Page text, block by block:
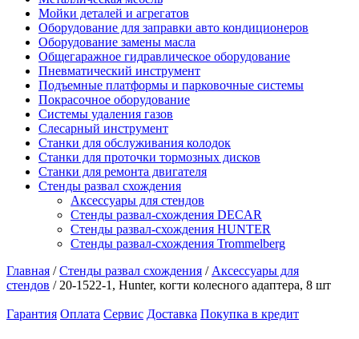
Мойки деталей и агрегатов
Оборудование для заправки авто кондиционеров
Оборудование замены масла
Общегаражное гидравлическое оборудование
Пневматический инструмент
Подъемные платформы и парковочные системы
Покрасочное оборудование
Системы удаления газов
Слесарный инструмент
Станки для обслуживания колодок
Станки для проточки тормозных дисков
Станки для ремонта двигателя
Стенды развал схождения
Аксессуары для стендов
Стенды развал-схождения DECAR
Стенды развал-схождения HUNTER
Стенды развал-схождения Trommelberg
Главная /Стенды развал схождения / Аксессуары для
стендов / 20-1522-1, Hunter, когти колесного адаптера, 8 шт
Гарантия Оплата Сервис Доставка Покупка в кредит